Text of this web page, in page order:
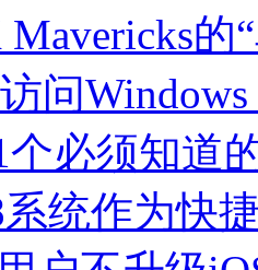
的
问
必须知道
系统作为快